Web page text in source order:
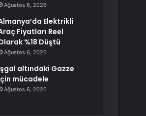
Ağustos 6, 2026
Elektrikli
Fiyatları Reel
%18 Düştü
Ağustos 6, 2026
altındaki Gazze
mücadele
Ağustos 6, 2026